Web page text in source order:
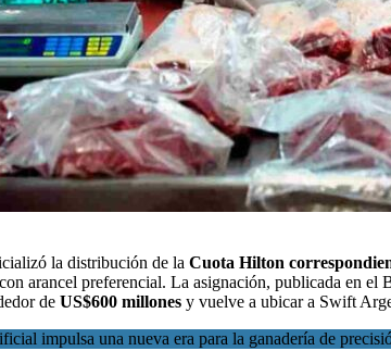
la distribución de la Cuota Hilton
arancel preferencial. La asignación, publicada en el
de US$600 millones y vuelve a ubicar a Swift
impulsa una nueva era para la ganadería de